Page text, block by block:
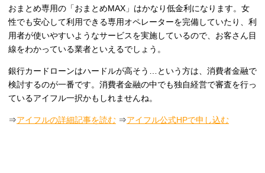
おまとめ専用の「おまとめMAX」はかなり低金利になります。女
性でも安心して利用できる専用オペレーターを完備していたり、利
用者が使いやすいようなサービスを実施しているので、お客さん目
線をわかっている業者といえるでしょう。
銀行カードローンはハードルが高そう…という方は、消費者金融で
検討するのが一番です。消費者金融の中でも独自経営で審査を行っ
ているアイフル一択かもしれませんね。
⇒アイフルの詳細記事を読む ⇒アイフル公式HPで申し込む